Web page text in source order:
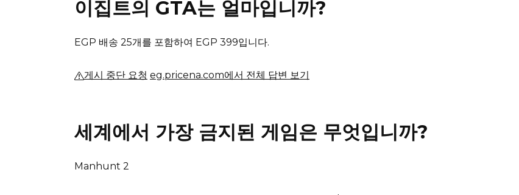
이집트의 GTA는 얼마입니까?
EGP 배송 25개를 포함하여 EGP 399입니다.
게시 중단 요청 eg.pricena.com에서 전체 답변 보기
세계에서 가장 금지된 게임은 무엇입니까?
Manhunt 2